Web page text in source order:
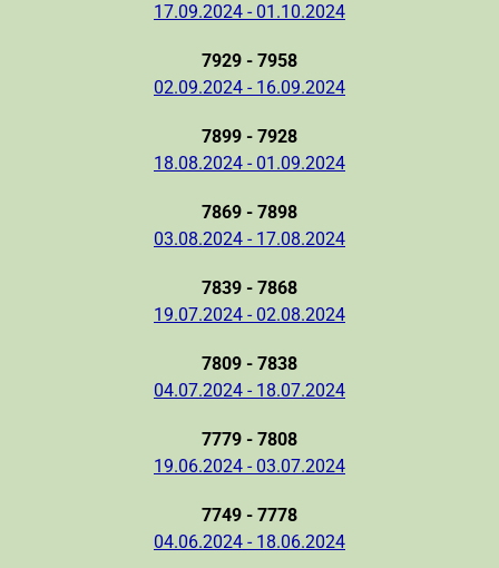
17.09.2024 - 01.10.2024
7929 - 7958
02.09.2024 - 16.09.2024
7899 - 7928
18.08.2024 - 01.09.2024
7869 - 7898
03.08.2024 - 17.08.2024
7839 - 7868
19.07.2024 - 02.08.2024
7809 - 7838
04.07.2024 - 18.07.2024
7779 - 7808
19.06.2024 - 03.07.2024
7749 - 7778
04.06.2024 - 18.06.2024